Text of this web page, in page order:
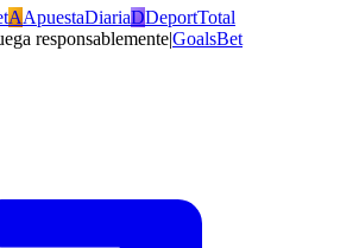
AApuestaDiariaDDeportTotal
responsablemente|GoalsBet